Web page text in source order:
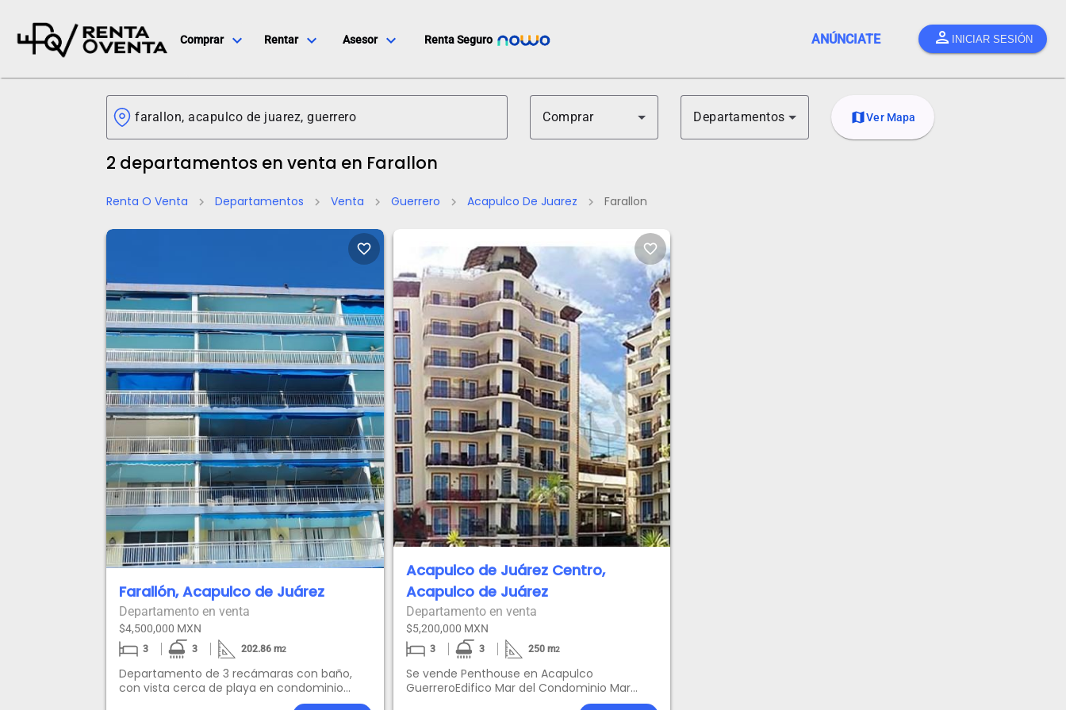
Comprar expand_more Rentar expand_more Asesor expand_more Renta Seguro ANÚNCIATE person INICIAR SESIÓN
Comprar Departamentos mapVer Mapa
2 departamentos en venta en Farallon
Renta O Venta chevron_right Departamentos chevron_right Venta chevron_right Guerrero chevron_right Acapulco De Juarez chevron_right Farallon
favorite_border
Farallón, Acapulco de Juárez
Departamento en venta
$4,500,000 MXN
3 3 202.86m2
Departamento de 3 recámaras con baño,
con vista cerca de playa en condominio
chico.6o piso, Incluye mueblesalberca
favorite_border
Acapulco de Juárez Centro,
Acapulco de Juárez
Departamento en venta
$5,200,000 MXN
3 3 250 m2
Se vende Penthouse en Acapulco
GuerreroEdifico Mar del Condominio Mar
Villa,consta de dos niveles, sala, comedor,